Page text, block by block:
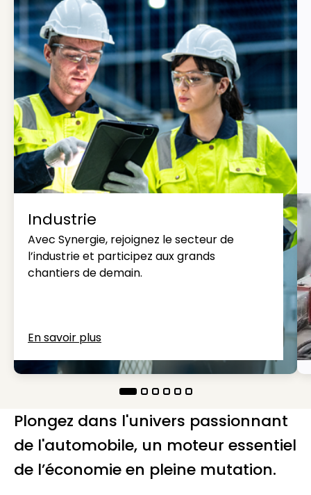
Industrie
Avec Synergie, rejoignez le secteur de
l’industrie et participez aux grands
chantiers de demain.
En savoir plus
Plongez dans l'univers passionnant
de l'automobile, un moteur essentiel
de l’économie en pleine mutation.